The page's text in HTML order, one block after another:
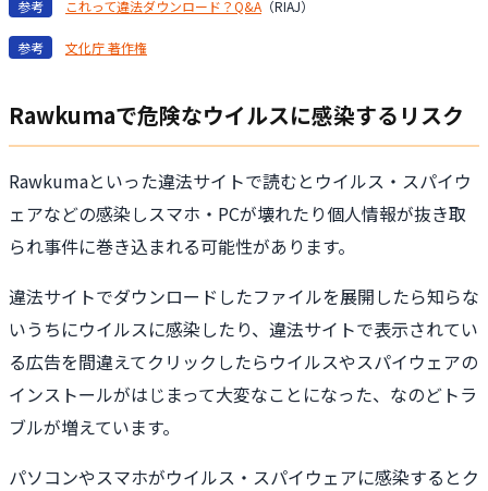
参考 これって違法ダウンロード？Q&A （RIAJ）
参考 文化庁 著作権
Rawkumaで危険なウイルスに感染するリスク
Rawkumaといった違法サイトで読むとウイルス・スパイウ
ェアなどの感染しスマホ・PCが壊れたり個人情報が抜き取
られ事件に巻き込まれる可能性があります。
違法サイトでダウンロードしたファイルを展開したら知らな
いうちにウイルスに感染したり、違法サイトで表示されてい
る広告を間違えてクリックしたらウイルスやスパイウェアの
インストールがはじまって大変なことになった、なのどトラ
ブルが増えています。
パソコンやスマホがウイルス・スパイウェアに感染するとク